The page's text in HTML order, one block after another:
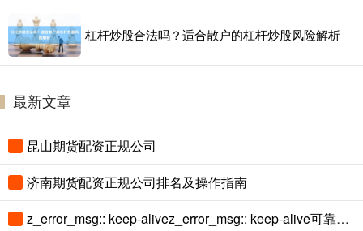
杠杆炒股合法吗？适合散户的杠杆炒股风险解析
最新文章
昆山期货配资正规公司
济南期货配资正规公司排名及操作指南
z_error_msg:: keep-alivez_error_msg:: keep-alive可靠股票配资网：稳健平台推荐指南